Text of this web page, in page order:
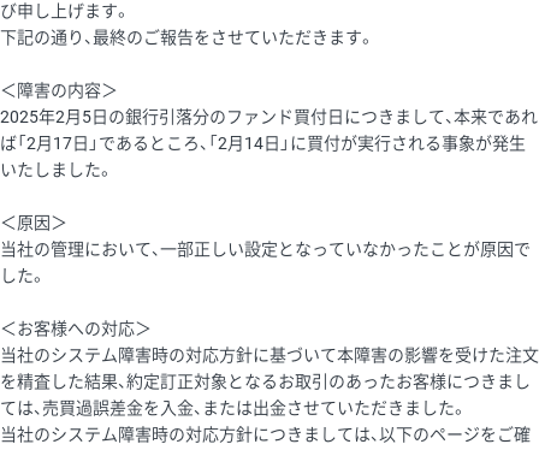
び申し上げます。
下記の通り、最終のご報告をさせていただきます。
＜障害の内容＞
2025年2月5日の銀行引落分のファンド買付日につきまして、本来であれ
ば「2月17日」であるところ、「2月14日」に買付が実行される事象が発生
いたしました。
＜原因＞
当社の管理において、一部正しい設定となっていなかったことが原因で
した。
＜お客様への対応＞
当社のシステム障害時の対応方針に基づいて本障害の影響を受けた注文
を精査した結果、約定訂正対象となるお取引のあったお客様につきまし
ては、売買過誤差金を入金、または出金させていただきました。
当社のシステム障害時の対応方針につきましては、以下のページをご確